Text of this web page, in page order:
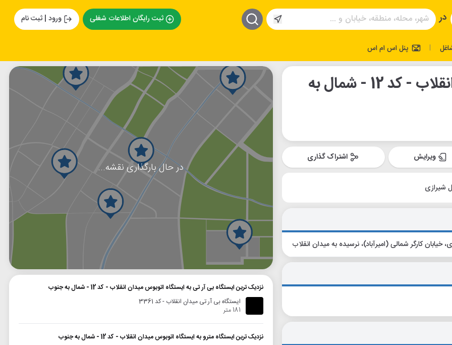
در ثبت رایگان اطلاعات شغلی ورود | ثبت نام
| پنل اس ام اس
ایستگاه اتوبوس میدان انقلاب - کد 12 - شمال به
ویرایش اشتراک گذاری
شیرازی
در حال بارگذاری نقشه...
نزدیک ترین ایستگاه بی آر تی به ایستگاه اتوبوس میدان انقلاب - کد 12 - شمال به جنوب
ایستگاه بی آر تی میدان انقلاب - کد 3361
181 متر
نزدیک ترین ایستگاه مترو به ایستگاه اتوبوس میدان انقلاب - کد 12 - شمال به جنوب